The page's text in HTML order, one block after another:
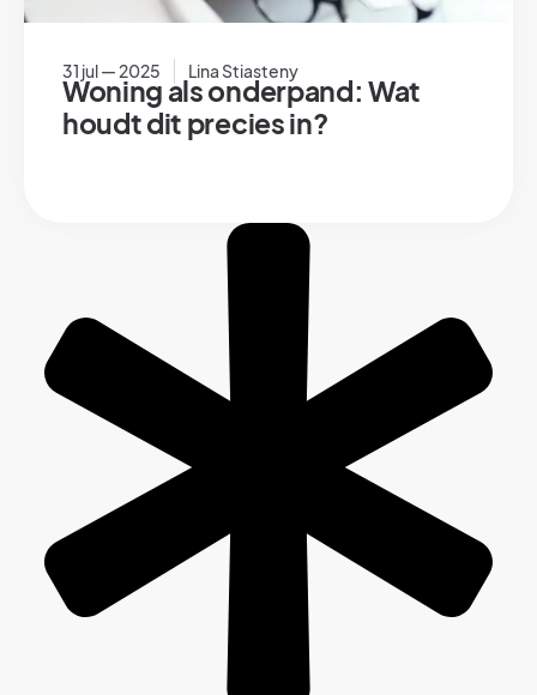
31 jul — 2025 Lina Stiasteny
Woning als onderpand: Wat
houdt dit precies in?